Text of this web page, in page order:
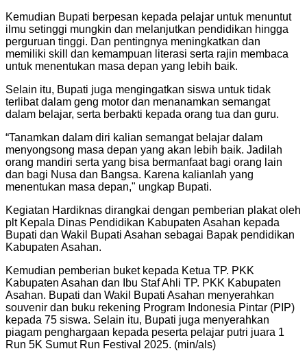
Kemudian Bupati berpesan kepada pelajar untuk menuntut
ilmu setinggi mungkin dan melanjutkan pendidikan hingga
perguruan tinggi. Dan pentingnya meningkatkan dan
memiliki skill dan kemampuan literasi serta rajin membaca
untuk menentukan masa depan yang lebih baik.
Selain itu, Bupati juga mengingatkan siswa untuk tidak
terlibat dalam geng motor dan menanamkan semangat
dalam belajar, serta berbakti kepada orang tua dan guru.
“Tanamkan dalam diri kalian semangat belajar dalam
menyongsong masa depan yang akan lebih baik. Jadilah
orang mandiri serta yang bisa bermanfaat bagi orang lain
dan bagi Nusa dan Bangsa. Karena kalianlah yang
menentukan masa depan," ungkap Bupati.
Kegiatan Hardiknas dirangkai dengan pemberian plakat oleh
plt Kepala Dinas Pendidikan Kabupaten Asahan kepada
Bupati dan Wakil Bupati Asahan sebagai Bapak pendidikan
Kabupaten Asahan.
Kemudian pemberian buket kepada Ketua TP. PKK
Kabupaten Asahan dan Ibu Staf Ahli TP. PKK Kabupaten
Asahan. Bupati dan Wakil Bupati Asahan menyerahkan
souvenir dan buku rekening Program Indonesia Pintar (PIP)
kepada 75 siswa. Selain itu, Bupati juga menyerahkan
piagam penghargaan kepada peserta pelajar putri juara 1
Run 5K Sumut Run Festival 2025. (min/als)